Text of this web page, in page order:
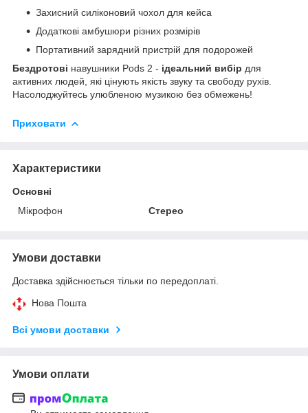
Захисний силіконовий чохол для кейса
Додаткові амбушюри різних розмірів
Портативний зарядний пристрій для подорожей
Бездротові навушники Pods 2 - ідеальний вибір для
активних людей, які цінують якість звуку та свободу рухів.
Насолоджуйтесь улюбленою музикою без обмежень!
Приховати
Характеристики
Основні
Мікрофон
Стерео
Умови доставки
Доставка здійснюється тільки по передоплаті.
Нова Пошта
Всі умови доставки
Умови оплати